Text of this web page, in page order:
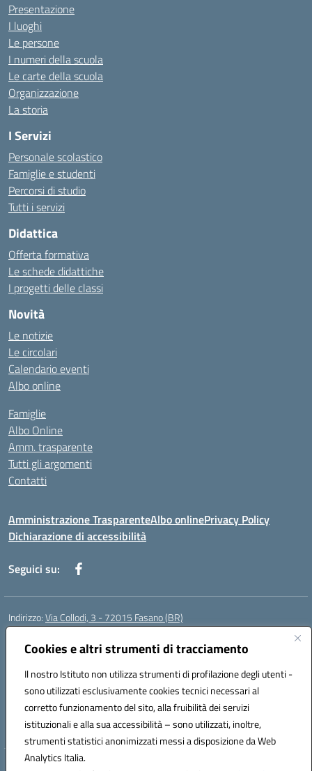
Cookies e altri strumenti di tracciamento
Il nostro Istituto non utilizza strumenti di profilazione degli utenti -
sono utilizzati esclusivamente cookies tecnici necessari al
corretto funzionamento del sito, alla fruibilità dei servizi
istituzionali e alla sua accessibilità – sono utilizzati, inoltre,
strumenti statistici anonimizzati messi a disposizione da Web
Analytics Italia.
Presentazione
I luoghi
Le persone
I numeri della scuola
Le carte della scuola
Organizzazione
La storia
I Servizi
Personale scolastico
Famiglie e studenti
Percorsi di studio
Tutti i servizi
Didattica
Offerta formativa
Le schede didattiche
I progetti delle classi
Novità
Le notizie
Le circolari
Calendario eventi
Albo online
Famiglie
Albo Online
Amm. trasparente
Tutti gli argomenti
Contatti
Amministrazione TrasparenteAlbo onlinePrivacy Policy
Dichiarazione di accessibilità
Seguici su:
Indirizzo:Via Collodi, 3 - 72015 Fasano (BR)
Centralino:
Posta elettronica certificata (PEC):bric839004@pec.istruzione.it
Codice fiscale: 90059320748
Codice meccanografico:BRIC839004
Codice Indice delle Pubbliche Amministrazioni (IPA): istsc_bree02200r
Codice unico di fatturazione (CUF): MIL3BD